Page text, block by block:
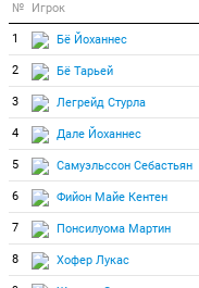
№ Игрок
1 Бё Йоханнес
2 Бё Тарьей
3 Легрейд Стурла
4 Дале Йоханнес
5 Самуэльссон Себастьян
6 Фийон Майе Кентен
7 Понсилуома Мартин
8 Хофер Лукас